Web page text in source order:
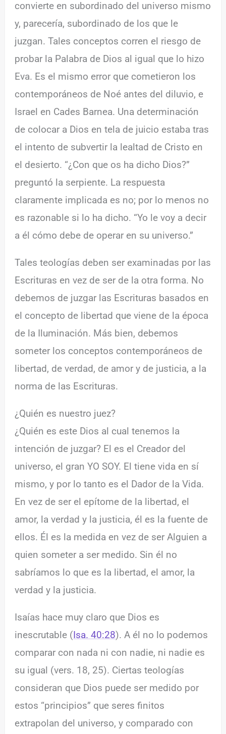
convierte en subordinado del universo mismo
y, parecería, subordinado de los que le
juzgan. Tales conceptos corren el riesgo de
probar la Palabra de Dios al igual que lo hizo
Eva. Es el mismo error que cometieron los
contemporáneos de Noé antes del diluvio, e
Israel en Cades Barnea. Una determinación
de colocar a Dios en tela de juicio estaba tras
el intento de subvertir la lealtad de Cristo en
el desierto. “¿Con que os ha dicho Dios?”
preguntó la serpiente. La respuesta
claramente implicada es no; por lo menos no
es razonable si lo ha dicho. “Yo le voy a decir
a él cómo debe de operar en su universo.”
Tales teologías deben ser examinadas por las
Escrituras en vez de ser de la otra forma. No
debemos de juzgar las Escrituras basados en
el concepto de libertad que viene de la época
de la Iluminación. Más bien, debemos
someter los conceptos contemporáneos de
libertad, de verdad, de amor y de justicia, a la
norma de las Escrituras.
¿Quién es nuestro juez?
¿Quién es este Dios al cual tenemos la
intención de juzgar? El es el Creador del
universo, el gran YO SOY. El tiene vida en sí
mismo, y por lo tanto es el Dador de la Vida.
En vez de ser el epítome de la libertad, el
amor, la verdad y la justicia, él es la fuente de
ellos. Él es la medida en vez de ser Alguien a
quien someter a ser medido. Sin él no
sabríamos lo que es la libertad, el amor, la
verdad y la justicia.
Isaías hace muy claro que Dios es
inescrutable (Isa. 40:28). A él no lo podemos
comparar con nada ni con nadie, ni nadie es
su igual (vers. 18, 25). Ciertas teologías
consideran que Dios puede ser medido por
estos “principios” que seres finitos
extrapolan del universo, y comparado con